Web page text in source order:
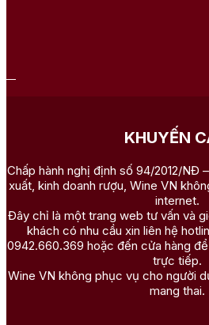
KHUYẾN
Chấp hành nghị định số 94/2012/NĐ
xuất, kinh doanh rượu, Wine VN
internet.
Đây chỉ là một trang web tư vấn và
khách có nhu cầu xin liên hệ
0942.660.369 hoặc đến cửa hàng
trực tiếp.
Wine VN không phục vụ cho người
mang thai.